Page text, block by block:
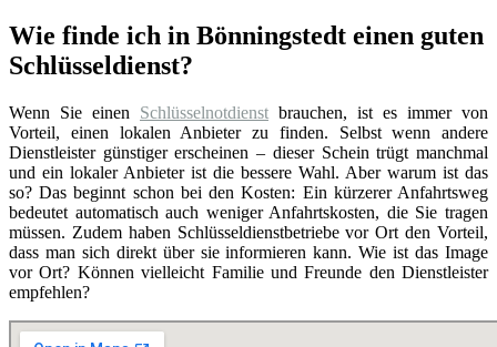
Wie finde ich in Bönningstedt einen guten
Schlüsseldienst?
Wenn Sie einen Schlüsselnotdienst brauchen, ist es immer von
Vorteil, einen lokalen Anbieter zu finden. Selbst wenn andere
Dienstleister günstiger erscheinen – dieser Schein trügt manchmal
und ein lokaler Anbieter ist die bessere Wahl. Aber warum ist das
so? Das beginnt schon bei den Kosten: Ein kürzerer Anfahrtsweg
bedeutet automatisch auch weniger Anfahrtskosten, die Sie tragen
müssen. Zudem haben Schlüsseldienstbetriebe vor Ort den Vorteil,
dass man sich direkt über sie informieren kann. Wie ist das Image
vor Ort? Können vielleicht Familie und Freunde den Dienstleister
empfehlen?